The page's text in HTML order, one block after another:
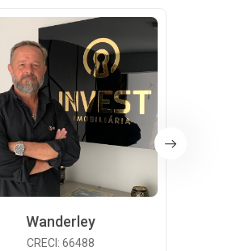
Wanderley
CRECI: 66488